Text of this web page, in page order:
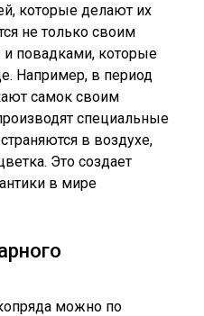
которые делают их
не только своим
повадками, которые
Например, в период
самок своим
специальные
в воздухе,
Это создает
в мире
можно по